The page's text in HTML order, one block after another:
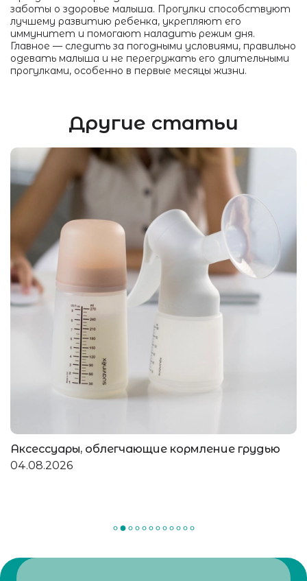
заботы о здоровье малыша. Прогулки способствуют
лучшему развитию ребенка, укрепляют его
иммунитет и помогают наладить режим дня.
Главное — следить за погодными условиями, правильно
одевать малыша и не перегружать его длительными
прогулками, особенно в первые месяцы жизни.
Другие статьи
Аксессуары, облегчающие кормление грудью
04.08.2026